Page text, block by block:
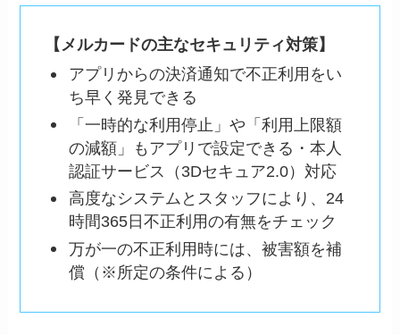
【メルカードの主なセキュリティ対策】
アプリからの決済通知で不正利用をい
ち早く発見できる
「一時的な利用停止」や「利用上限額
の減額」もアプリで設定できる・本人
認証サービス（3Dセキュア2.0）対応
高度なシステムとスタッフにより、24
時間365日不正利用の有無をチェック
万が一の不正利用時には、被害額を補
償（※所定の条件による）